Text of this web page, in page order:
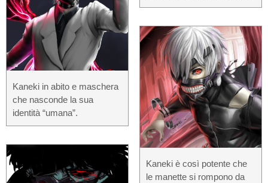
Kaneki in abito e maschera
che nasconde la sua
identità “umana”.
Kaneki è così potente che
le manette si rompono da